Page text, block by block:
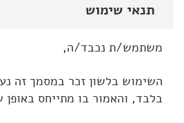
תנאי שימוש
משתמש/ת נכבד/ה,
השימוש בלשון זכר במסמך זה
בלבד, והאמור בו מתייחס